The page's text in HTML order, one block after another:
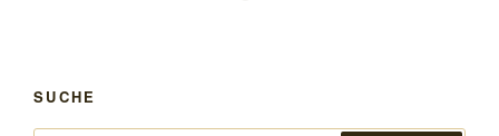
SUCHE